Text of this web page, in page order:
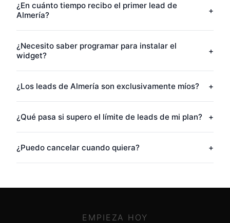
¿En cuánto tiempo recibo el primer lead de
Almería?
+
¿Necesito saber programar para instalar el
widget?
+
¿Los leads de Almería son exclusivamente míos? +
¿Qué pasa si supero el límite de leads de mi plan? +
¿Puedo cancelar cuando quiera? +
EMPIEZA HOY